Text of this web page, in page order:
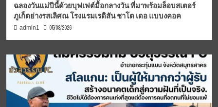
ฉลองวันแม่ปีนี้ด้วยบุฟเฟต์มื้อกลางวัน ที่มาพร้อมล็อบสเตอร์
ภูเก็ตย่างรสเลิศณ โรงแรมเรดิสัน ชาโต เดอ แบบงคอค
admin1 05/08/2026